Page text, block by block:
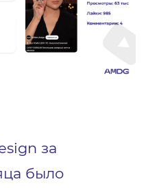
за
было